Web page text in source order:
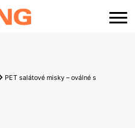
PET salátové misky – oválné s